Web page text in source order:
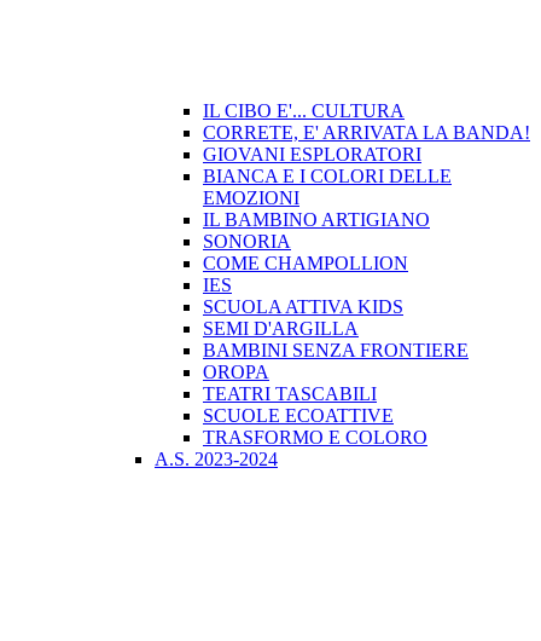
IL CIBO E'... CULTURA
CORRETE, E' ARRIVATA LA BANDA!
GIOVANI ESPLORATORI
BIANCA E I COLORI DELLE
EMOZIONI
IL BAMBINO ARTIGIANO
SONORIA
COME CHAMPOLLION
IES
SCUOLA ATTIVA KIDS
SEMI D'ARGILLA
BAMBINI SENZA FRONTIERE
OROPA
TEATRI TASCABILI
SCUOLE ECOATTIVE
TRASFORMO E COLORO
A.S. 2023-2024